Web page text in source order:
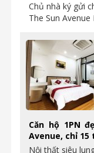
Chủ nhà ký gửi
The Sun
Căn hộ 1PN
Avenue, chỉ
Nội thất siêu